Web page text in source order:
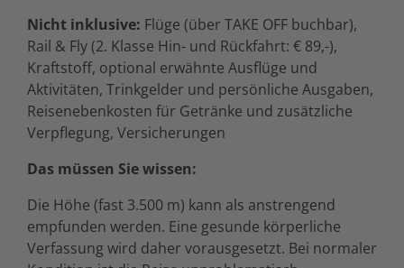
Nicht inklusive: Flüge (über TAKE OFF buchbar),
Rail & Fly (2. Klasse Hin- und Rückfahrt: € 89,-),
Kraftstoff, optional erwähnte Ausflüge und
Aktivitäten, Trinkgelder und persönliche Ausgaben,
Reisenebenkosten für Getränke und zusätzliche
Verpflegung, Versicherungen
Das müssen Sie wissen:
Die Höhe (fast 3.500 m) kann als anstrengend
empfunden werden. Eine gesunde körperliche
Verfassung wird daher vorausgesetzt. Bei normaler